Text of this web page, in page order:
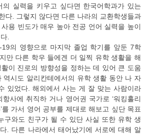
의 실력을 키우고 싶다면 한국어학과가 있는
다. 그렇지 않다면 다른 나라의 교환학생들과
용 빈도가 매우 높아 전공 언어 실력을 높이
.
19의 영향으로 마지막 졸업 학기를 앞둔 7학
만 다른 학우 들에겐 더 일찍 유학 생활을 해
이 진로의 방향성을 정하는 데 있어 큰 도움
역시도 알리칸테에서의 유학 생활 동안 나 자
있었다. 해외에서 사는 게 잘 맞는 사람이라
사에 취직하 거나 영어권 국가로 ‘워킹홀리
를 가서 영어 공부를 제대로 해보고 싶단 목표
구와도 친구가 될 수 있단 사실 또한 유학 생
. 다른 나라에서 태어났기에 서로에 대해 알